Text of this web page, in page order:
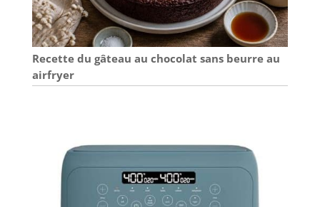
Recette du gâteau au chocolat sans beurre au
airfryer